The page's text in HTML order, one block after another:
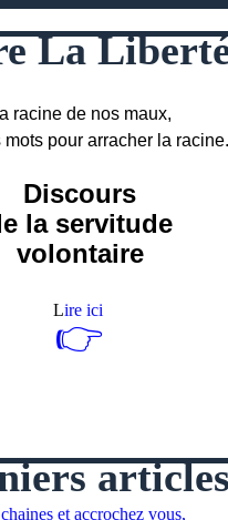
CONTRE UNE STATION
La
racine de nos maux,
mots pour arracher la racine.
Discours
la servitude
volontaire
Lire ici
👉
et accrochez vous,